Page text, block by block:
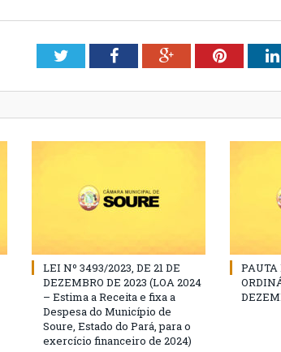
TwitterFacebookGoogle+Pinterest
LEI Nº 3493/2023, DE 21 DE
DEZEMBRO DE 2023 (LOA 2024
– Estima a Receita e fixa a
Despesa do Município de
Soure, Estado do Pará, para o
exercício financeiro de 2024)
PAUTA